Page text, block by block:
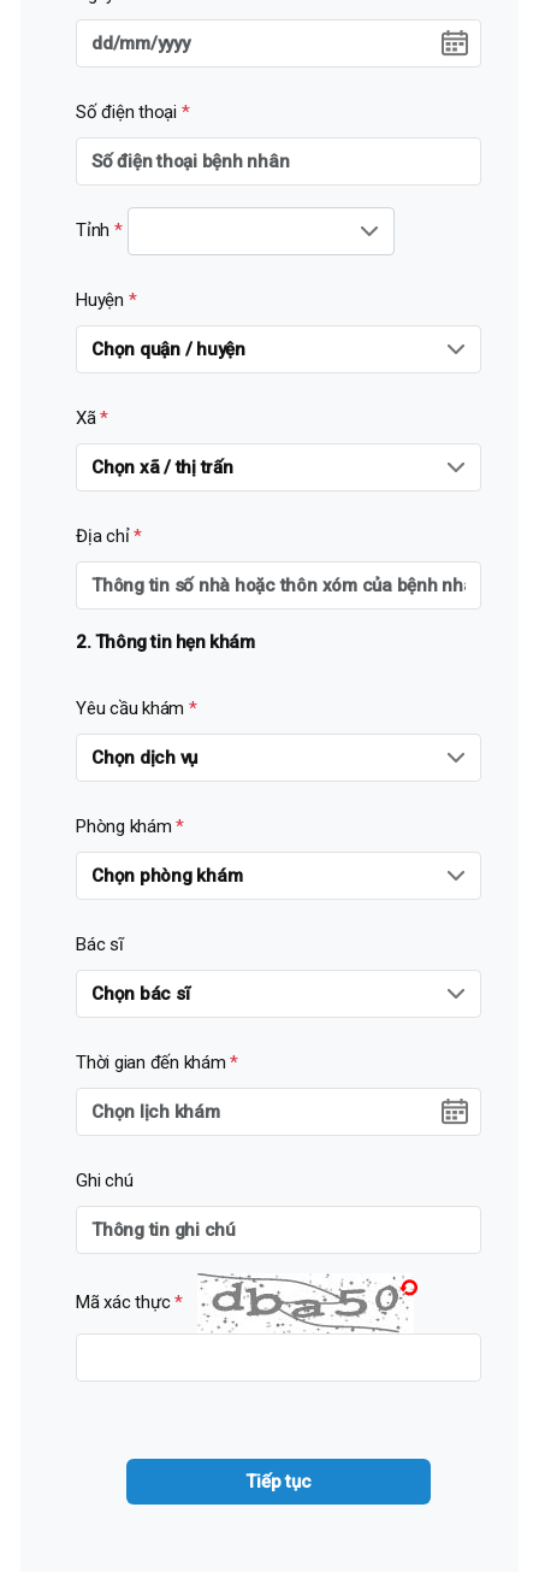
Số điện thoại *
Tỉnh *
Huyện *
Xã*
Địa chỉ*
2. Thông tin hẹn khám
Yêu cầu khám *
Phòng khám*
Bác sĩ
Thời gian đến khám*
Ghi chú
Mã xác thực*
Tiếp tục